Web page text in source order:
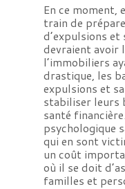
En ce moment,
train de
d’expulsions
devraient avoir
l’immobiliers
drastique, les
expulsions et
stabiliser leurs
santé
psychologique
qui en sont
un coût
où il se doit
familles et